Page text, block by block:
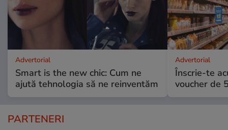
Advertorial
Smart is the new chic: Cum ne
ajută tehnologia să ne reinventăm
Advertorial
Înscrie-te
voucher de
PARTENERI